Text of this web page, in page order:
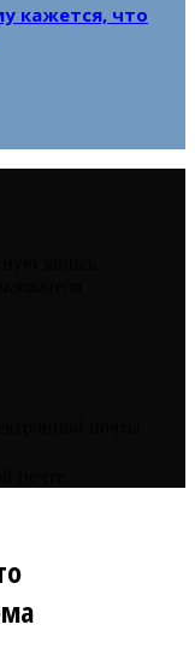
кажется, что